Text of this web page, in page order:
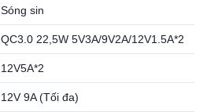
Sóng sin
QC3.0 22,5W 5V3A/9V2A/12V1.5A*2
12V5A*2
12V 9A (Tối đa)